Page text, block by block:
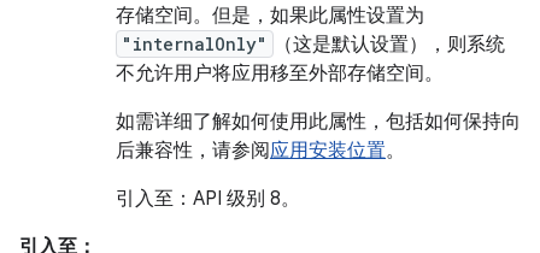
存储空间。但是，如果此属性设置为
"internalOnly"
（这是默认设置），则系统
不允许用户将应用移至外部存储空间。
如需详细了解如何使用此属性，包括如何保持向
后兼容性，请参阅应用安装位置。
引入至：API 级别 8。
引入至：